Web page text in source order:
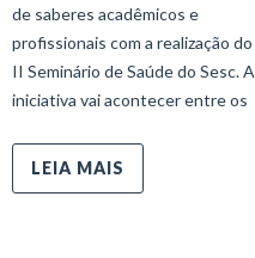
de saberes acadêmicos e
profissionais com a realização do
II Seminário de Saúde do Sesc. A
iniciativa vai acontecer entre os
LEIA MAIS